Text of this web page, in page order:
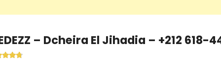
– Dcheira El Jihadia – +212 618-